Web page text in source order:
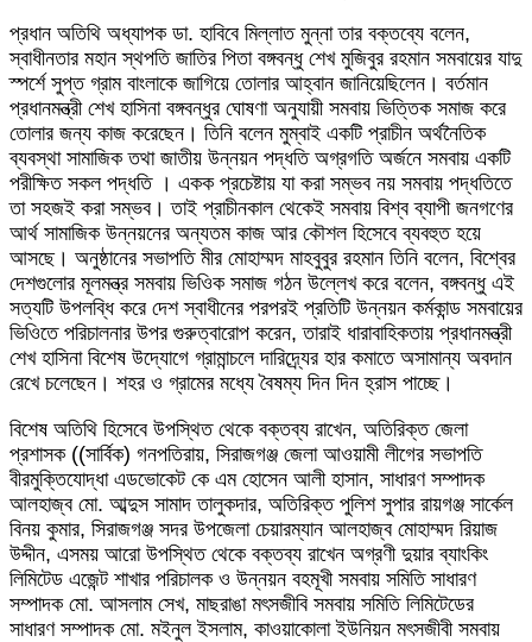
প্রধান অতিথি অধ্যাপক ডা. হাবিবে মিল্লাত মুন্না তার বক্তব্যে বলেন,
স্বাধীনতার মহান স্থপতি জাতির পিতা বঙ্গবন্ধু শেখ মুজিবুর রহমান সমবায়ের যাদু
স্পর্শে সুপ্ত গ্রাম বাংলাকে জাগিয়ে তোলার আহ্বান জানিয়েছিলেন। বর্তমান
প্রধানমন্ত্রী শেখ হাসিনা বঙ্গবন্ধুর ঘোষণা অনুযায়ী সমবায় ভিত্তিক সমাজ করে
তোলার জন্য কাজ করেছেন। তিনি বলেন মুম্বাই একটি প্রাচীন অর্থনৈতিক
ব্যবস্থা সামাজিক তথা জাতীয় উন্নয়ন পদ্ধতি অগ্রগতি অর্জনে সমবায় একটি
পরীক্ষিত সকল পদ্ধতি । একক প্রচেষ্টায় যা করা সম্ভব নয় সমবায় পদ্ধতিতে
তা সহজই করা সম্ভব। তাই প্রাচীনকাল থেকেই সমবায় বিশ্ব ব্যাপী জনগণের
আর্থ সামাজিক উন্নয়নের অন্যতম কাজ আর কৌশল হিসেবে ব্যবহুত হয়ে
আসছে। অনুষ্ঠানের সভাপতি মীর মোহাম্মদ মাহবুবুর রহমান তিনি বলেন, বিশ্বের
দেশগুলোর মূলমন্ত্র সমবায় ভিওিক সমাজ গঠন উল্লেখ করে বলেন, বঙ্গবন্ধু এই
সত্যটি উপলব্ধি করে দেশ স্বাধীনের পরপরই প্রতিটি উন্নয়ন কর্মকান্ড সমবায়ের
ভিওিতে পরিচালনার উপর গুরুত্বারোপ করেন, তারাই ধারাবাহিকতায় প্রধানমন্ত্রী
শেখ হাসিনা বিশেষ উদ্যোগে গ্রামান্চলে দারিদ্র্যের হার কমাতে অসামান্য অবদান
রেখে চলেছেন। শহর ও গ্রামের মধ্যে বৈষম্য দিন দিন হ্রাস পাচ্ছে।
বিশেষ অতিথি হিসেবে উপস্থিত থেকে বক্তব্য রাখেন, অতিরিক্ত জেলা
প্রশাসক ((সার্বিক) গনপতিরায়, সিরাজগঞ্জ জেলা আওয়ামী লীগের সভাপতি
বীরমুক্তিযোদ্ধা এডভোকেট কে এম হোসেন আলী হাসান, সাধারণ সম্পাদক
আলহাজ্ব মো. আব্দুস সামাদ তালুকদার, অতিরিক্ত পুলিশ সুপার রায়গঞ্জ সার্কেল
বিনয় কুমার, সিরাজগঞ্জ সদর উপজেলা চেয়ারম্যান আলহাজ্ব মোহাম্মদ রিয়াজ
উদ্দীন, এসময় আরো উপস্থিত থেকে বক্তব্য রাখেন অগ্রণী দুয়ার ব্যাংকিং
লিমিটেড এজেন্ট শাখার পরিচালক ও উন্নয়ন বহমূখী সমবায় সমিতি সাধারণ
সম্পাদক মো. আসলাম সেখ, মাছরাঙা মৎসজীবি সমবায় সমিতি লিমিটেডের
সাধারণ সম্পাদক মো. মইনুল ইসলাম, কাওয়াকোলা ইউনিয়ন মৎসজীবী সমবায়